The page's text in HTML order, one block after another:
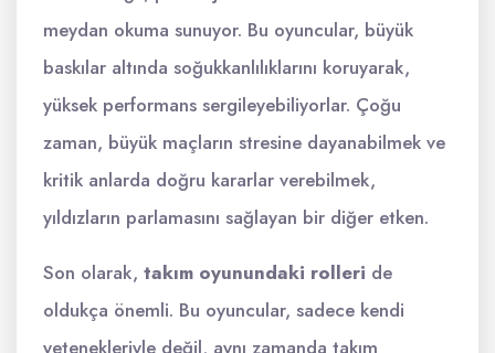
meydan okuma sunuyor. Bu oyuncular, büyük
baskılar altında soğukkanlılıklarını koruyarak,
yüksek performans sergileyebiliyorlar. Çoğu
zaman, büyük maçların stresine dayanabilmek ve
kritik anlarda doğru kararlar verebilmek,
yıldızların parlamasını sağlayan bir diğer etken.
Son olarak, takım oyunundaki rolleri de
oldukça önemli. Bu oyuncular, sadece kendi
yetenekleriyle değil, aynı zamanda takım